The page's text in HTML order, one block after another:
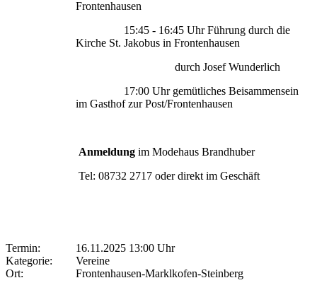
Frontenhausen
15:45 - 16:45 Uhr Führung durch die
Kirche St. Jakobus in Frontenhausen
durch Josef Wunderlich
17:00 Uhr gemütliches Beisammensein
im Gasthof zur Post/Frontenhausen
Anmeldung im Modehaus Brandhuber
Tel: 08732 2717 oder direkt im Geschäft
Termin:
16.11.2025 13:00 Uhr
Kategorie:
Vereine
Ort:
Frontenhausen-Marklkofen-Steinberg